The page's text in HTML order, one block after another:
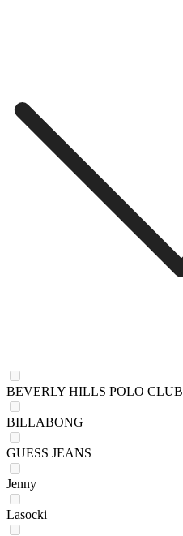
BEVERLY HILLS POLO CLUB
BILLABONG
GUESS JEANS
Jenny
Lasocki